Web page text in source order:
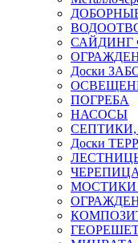
ДОБОРНЫЕ
САЙДИНГ
Доски
ПОГРЕБА
НАСОСЫ
СЕПТИКИ,
Доски
ЛЕСТНИЦЫ
ЧЕРЕПИЦА
МОСТИКИ